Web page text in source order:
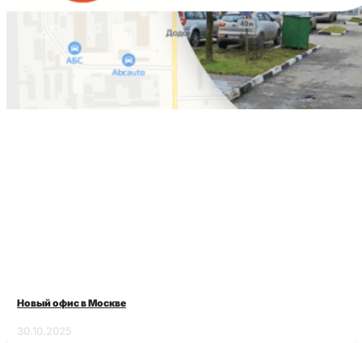
Новый офис в Москве
30.10.2025